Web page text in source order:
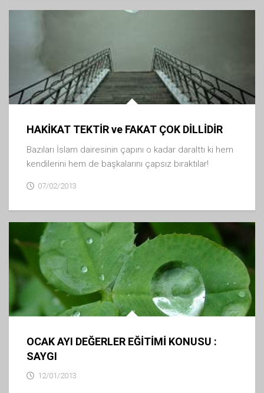
HAKİKAT TEKTİR ve FAKAT ÇOK DİLLİDİR
Bazıları İslam dairesinin çapını o kadar daralttı ki hem
kendilerini hem de başkalarını çapsız bıraktılar!
07/02/2013
OCAK AYI DEĞERLER EĞİTİMİ KONUSU :
SAYGI
12/01/2013